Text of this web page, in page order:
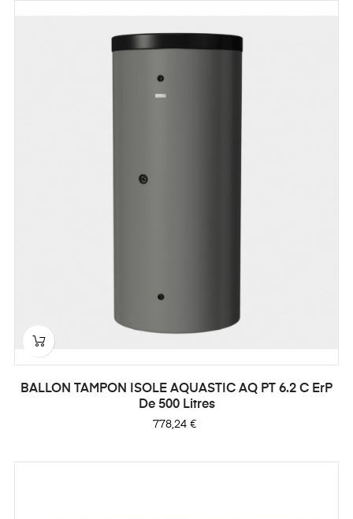
BALLON TAMPON ISOLE AQUASTIC AQ PT 6.2 C ErP
De 500 Litres
Prix
778,24 €